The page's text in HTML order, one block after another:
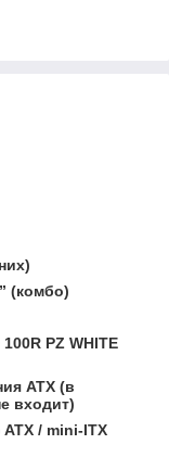
(комбо)
100R PZ WHITE
ATX (в
входит)
ATX / mini-ITX